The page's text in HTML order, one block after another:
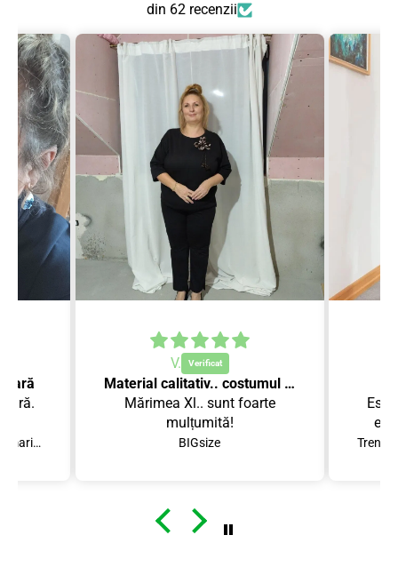
din 62 recenzii
vară
Compleu scurt dama marimi mari 8101
V.
Material calitativ.. costumul se așează perfect!
Mărimea Xl.. sunt foarte
mulțumită!
BIGsize